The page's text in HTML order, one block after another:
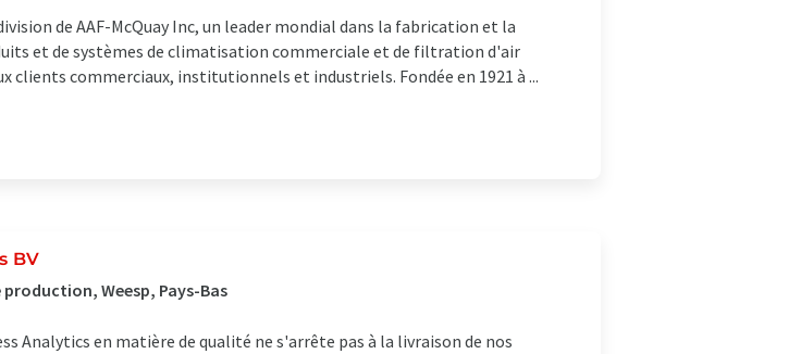
de AAF-McQuay Inc, un leader mondial dans la fabrication et la
et de systèmes de climatisation commerciale et de filtration d'air
clients commerciaux, institutionnels et industriels. Fondée en 1921 à ...
BV
Weesp, Pays-Bas
Analytics en matière de qualité ne s'arrête pas à la livraison de nos